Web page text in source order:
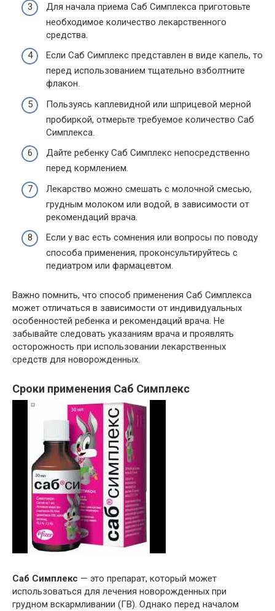
Для начала приема Саб Симплекса приготовьте
необходимое количество лекарственного
средства.
Если Саб Симплекс представлен в виде капель, то
перед использованием тщательно взболтните
флакон.
Пользуясь каплевидной или шприцевой мерной
пробиркой, отмерьте требуемое количество Саб
Симплекса.
Дайте ребенку Саб Симплекс непосредственно
перед кормлением.
Лекарство можно смешать с молочной смесью,
грудным молоком или водой, в зависимости от
рекомендаций врача.
Если у вас есть сомнения или вопросы по поводу
способа применения, проконсультируйтесь с
педиатром или фармацевтом.
Важно помнить, что способ применения Саб Симплекса
может отличаться в зависимости от индивидуальных
особенностей ребенка и рекомендаций врача. Не
забывайте следовать указаниям врача и проявлять
осторожность при использовании лекарственных
средств для новорожденных.
Сроки применения Саб Симплекс
Саб Симплекс — это препарат, который может
использоваться для лечения новорожденных при
грудном вскармливании (ГВ). Однако перед началом